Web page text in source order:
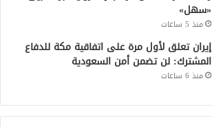
«سهل»
منذ 5 ساعات
إيران تعلق لأول مرة على اتفاقية مكة للدفاع
المشترك: لن تضمن أمن السعودية
منذ 6 ساعات